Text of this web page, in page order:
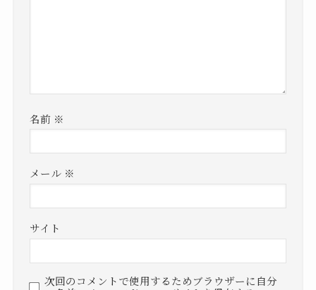
名前 ※
メール ※
サイト
次回のコメントで使用するためブラウザーに自分